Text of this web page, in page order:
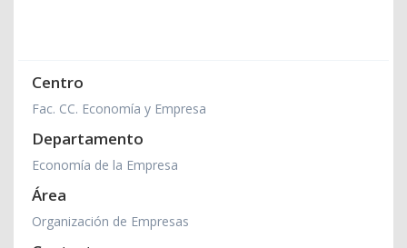
Centro
Fac. CC. Economía y Empresa
Departamento
Economía de la Empresa
Área
Organización de Empresas